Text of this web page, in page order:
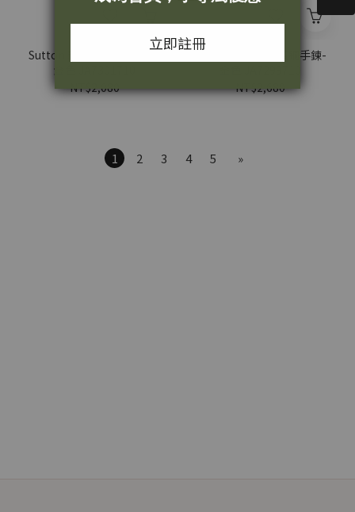
Sutton 戀戀心語黃銅耳環-
金色 JA7301710
NT$2,080
Sutton 戀戀心語黃銅手鍊-
NT$2,680
1 2 3 4 5 »